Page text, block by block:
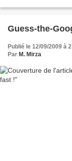
Guess-the-
Publié le 12/09/2009 à
Par M. Mirza